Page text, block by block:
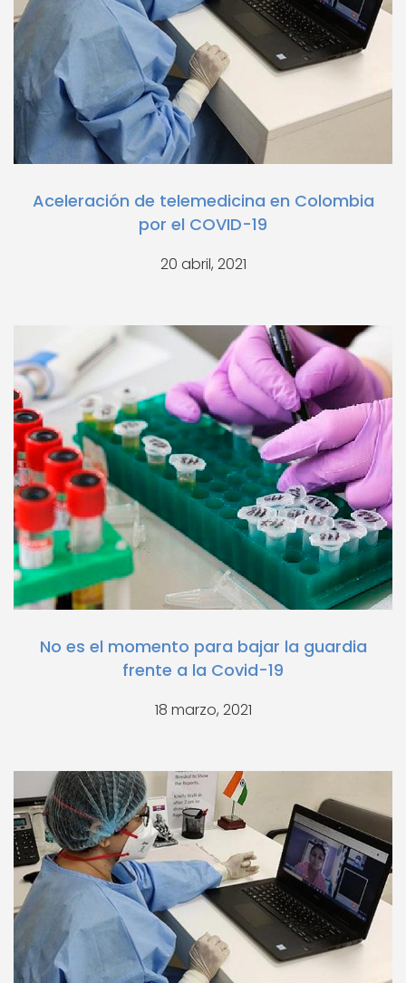
Aceleración de telemedicina en Colombia
por el COVID-19
20 abril, 2021
No es el momento para bajar la guardia
frente a la Covid-19
18 marzo, 2021